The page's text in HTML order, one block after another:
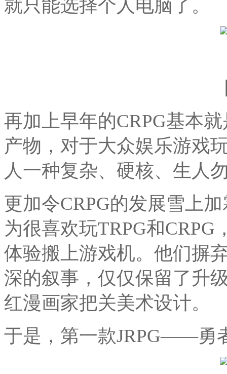
就只能选择个人电脑了。
再加上早年的CRPG基本
产物，对于大众娱乐游戏
人一种复杂、硬核、生人
更加令CRPG的发展雪上
为很喜欢玩TRPG和CRPG
体验搬上游戏机。他们摒
深的叙事，仅仅保留了升
红漫画家把关美术设计。
于是，第一款JRPG——勇